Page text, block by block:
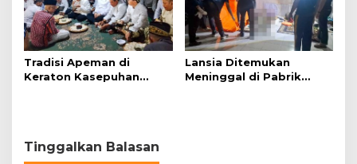
Tradisi Apeman di
Keraton Kasepuhan
Lansia Ditemukan
Meninggal di Pabrik
Tinggalkan Balasan